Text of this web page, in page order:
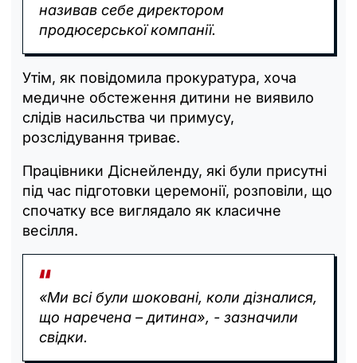
називав себедиректором
продюсерської компанії.
Утім, як повідомила прокуратура, хоча
медичне обстеження дитини не виявило
слідів насильства чи примусу,
розслідування триває.
Працівники Діснейленду, які були присутні
під час підготовки церемонії, розповіли, що
спочатку все виглядало як класичне
весілля.
«Ми всі були шоковані, коли дізналися,
що наречена – дитина», - зазначили
свідки.